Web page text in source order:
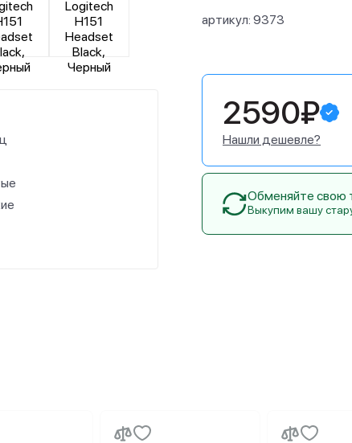
артикул: 9373
2590₽
Нашли дешевле?
Обменяйте свою
Выкупим вашу